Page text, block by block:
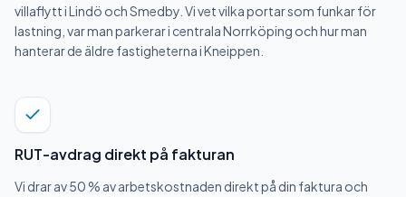
villaflytt i Lindö och Smedby. Vi vet vilka portar som funkar för
lastning, var man parkerar i centrala Norrköping och hur man
hanterar de äldre fastigheterna i Kneippen.
RUT-avdrag direkt på fakturan
Vi drar av 50 % av arbetskostnaden direkt på din faktura och